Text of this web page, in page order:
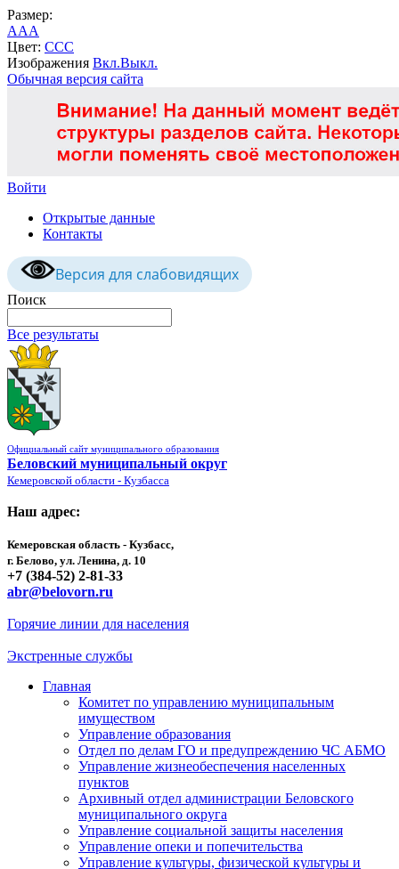
Размер:
AAA
Цвет: CCC
Изображения Вкл.Выкл.
Обычная версия сайта
Войти
Открытые данные
Контакты
Версия для слабовидящих
Поиск
Все результаты
Официальный сайт муниципального образования
Беловский муниципальный округ
Кемеровской области - Кузбасса
Наш адрес:
Кемеровская область - Кузбасс,
г. Белово, ул. Ленина, д. 10
+7 (384-52) 2-81-33
abr@belovorn.ru
Горячие линии для населения
Экстренные службы
Главная
Комитет по управлению муниципальным
имуществом
Управление образования
Отдел по делам ГО и предупреждению ЧС АБМО
Управление жизнеобеспечения населенных
пунктов
Архивный отдел администрации Беловского
муниципального округа
Управление социальной защиты населения
Управление опеки и попечительства
Управление культуры, физической культуры и